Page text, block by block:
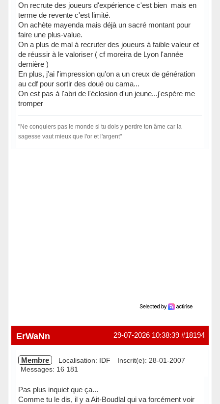
On recrute des joueurs d'expérience c'est bien mais en
terme de revente c'est limité.
On achète mayenda mais déjà un sacré montant pour
faire une plus-value.
On a plus de mal à recruter des joueurs à faible valeur et
de réussir à le valoriser ( cf moreira de Lyon l'année
dernière )
En plus, j'ai l'impression qu'on a un creux de génération
au cdf pour sortir des doué ou cama...
On est pas à l'abri de l'éclosion d'un jeune...j'espère me
tromper
"Ne conquiers pas le monde si tu dois y perdre ton âme car la
sagesse vaut mieux que l'or et l'argent"
#18194
29-07-2026 10:38:39
ErWaNn
Membre Localisation: IDF
Inscrit(e): 28-01-2007
Messages: 16 181
Pas plus inquiet que ça...
Comme tu le dis, il y a Ait-Boudlal qui va forcément voir